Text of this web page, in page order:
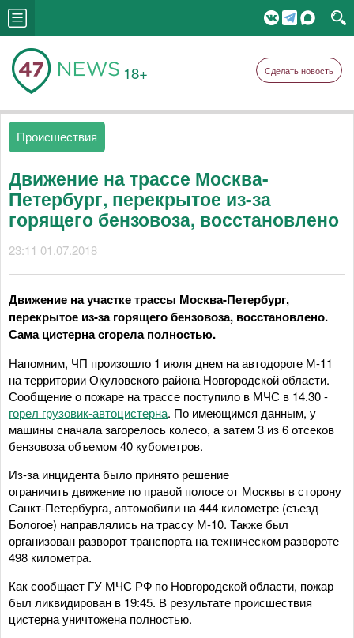
18+ Сделать новость
Происшествия
Движение на трассе Москва-
Петербург, перекрытое из-за
горящего бензовоза, восстановлено
23:11 01.07.2018
Движение на участке трассы Москва-Петербург,
перекрытое из-за горящего бензовоза, восстановлено.
Сама цистерна сгорела полностью.
Напомним, ЧП произошло 1 июля днем на автодороге М-11
на территории Окуловского района Новгородской области.
Сообщение о пожаре на трассе поступило в МЧС в 14.30 -
горел грузовик-автоцистерна. По имеющимся данным, у
машины сначала загорелось колесо, а затем 3 из 6 отсеков
бензовоза объемом 40 кубометров.
Из-за инцидента было принято решение
ограничить движение по правой полосе от Москвы в сторону
Санкт-Петербурга, автомобили на 444 километре (съезд
Бологое) направлялись на трассу М-10. Также был
организован разворот транспорта на техническом развороте
498 километра.
Как сообщает ГУ МЧС РФ по Новгородской области, пожар
был ликвидирован в 19:45. В результате происшествия
цистерна уничтожена полностью.